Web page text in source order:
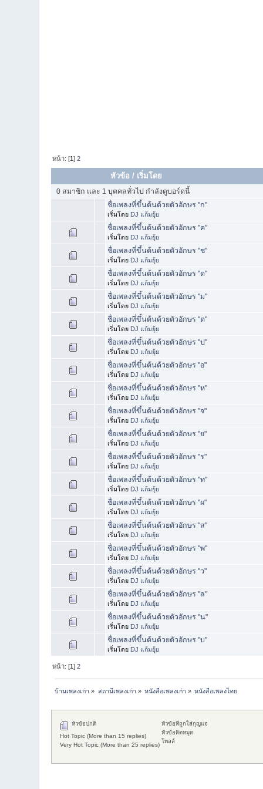
หน้า: [1]2
หัวข้อ / เริ่มโดย
0 สมาชิก และ 1 บุคคลทั่วไป กำลังดูบอร์ดนี้
ชื่อเพลงที่ขึ้นต้นด้วยตัวอักษร "ก"
เริ่มโดย DJ แก้มยุ้ย
ชื่อเพลงที่ขึ้นต้นด้วยตัวอักษร "ค"
เริ่มโดย DJ แก้มยุ้ย
ชื่อเพลงที่ขึ้นต้นด้วยตัวอักษร "ช"
เริ่มโดย DJ แก้มยุ้ย
ชื่อเพลงที่ขึ้นต้นด้วยตัวอักษร "ด"
เริ่มโดย DJ แก้มยุ้ย
ชื่อเพลงที่ขึ้นต้นด้วยตัวอักษร "ม"
เริ่มโดย DJ แก้มยุ้ย
ชื่อเพลงที่ขึ้นต้นด้วยตัวอักษร "ต"
เริ่มโดย DJ แก้มยุ้ย
ชื่อเพลงที่ขึ้นต้นด้วยตัวอักษร "ป"
เริ่มโดย DJ แก้มยุ้ย
ชื่อเพลงที่ขึ้นต้นด้วยตัวอักษร "อ"
เริ่มโดย DJ แก้มยุ้ย
ชื่อเพลงที่ขึ้นต้นด้วยตัวอักษร "ห"
เริ่มโดย DJ แก้มยุ้ย
ชื่อเพลงที่ขึ้นต้นด้วยตัวอักษร "จ"
เริ่มโดย DJ แก้มยุ้ย
ชื่อเพลงที่ขึ้นต้นด้วยตัวอักษร "ย"
เริ่มโดย DJ แก้มยุ้ย
ชื่อเพลงที่ขึ้นต้นด้วยตัวอักษร "ร"
เริ่มโดย DJ แก้มยุ้ย
ชื่อเพลงที่ขึ้นต้นด้วยตัวอักษร "ท"
เริ่มโดย DJ แก้มยุ้ย
ชื่อเพลงที่ขึ้นต้นด้วยตัวอักษร "ผ"
เริ่มโดย DJ แก้มยุ้ย
ชื่อเพลงที่ขึ้นต้นด้วยตัวอักษร "ส"
เริ่มโดย DJ แก้มยุ้ย
ชื่อเพลงที่ขึ้นต้นด้วยตัวอักษร "พ"
เริ่มโดย DJ แก้มยุ้ย
ชื่อเพลงที่ขึ้นต้นด้วยตัวอักษร "ว"
เริ่มโดย DJ แก้มยุ้ย
ชื่อเพลงที่ขึ้นต้นด้วยตัวอักษร "ล"
เริ่มโดย DJ แก้มยุ้ย
ชื่อเพลงที่ขึ้นต้นด้วยตัวอักษร "น"
เริ่มโดย DJ แก้มยุ้ย
ชื่อเพลงที่ขึ้นต้นด้วยตัวอักษร "บ"
เริ่มโดย DJ แก้มยุ้ย
หน้า: [1]2
บ้านเพลงเก่า » สถานีเพลงเก่า » หนังสือเพลงเก่า » หนังสือเพลงไทย
หัวข้อปกติ
Hot Topic (More than 15 replies)
Very Hot Topic (More than 25 replies)
หัวข้อที่ถูกใส่กุญแจ
หัวข้อติดหมุด
โพลล์